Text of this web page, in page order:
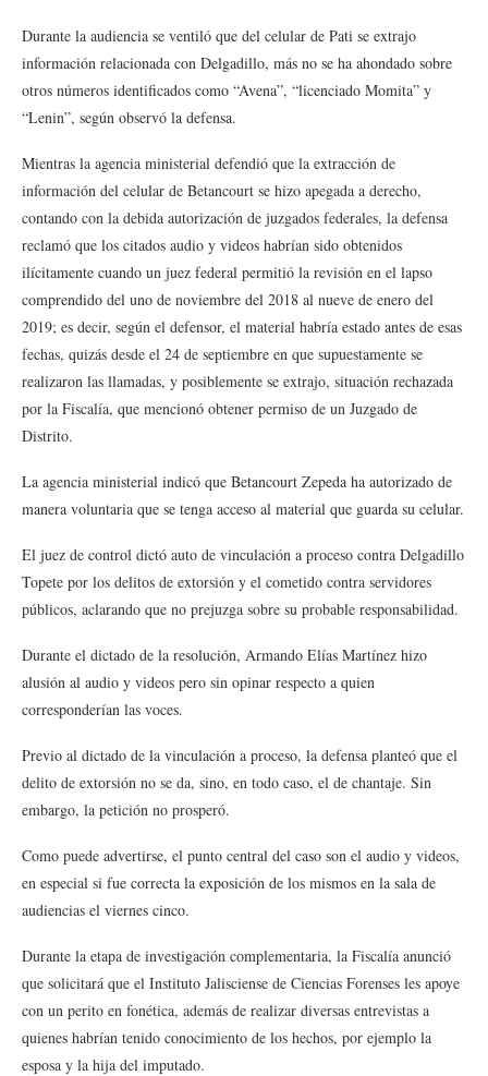
Durante la audiencia se ventiló que del celular de Pati se extrajo
información relacionada con Delgadillo, más no se ha ahondado sobre
otros números identificados como “Avena”, “licenciado Momita” y
“Lenin”, según observó la defensa.
Mientras la agencia ministerial defendió que la extracción de
información del celular de Betancourt se hizo apegada a derecho,
contando con la debida autorización de juzgados federales, la defensa
reclamó que los citados audio y videos habrían sido obtenidos
ilícitamente cuando un juez federal permitió la revisión en el lapso
comprendido del uno de noviembre del 2018 al nueve de enero del
2019; es decir, según el defensor, el material habría estado antes de esas
fechas, quizás desde el 24 de septiembre en que supuestamente se
realizaron las llamadas, y posiblemente se extrajo, situación rechazada
por la Fiscalía, que mencionó obtener permiso de un Juzgado de
Distrito.
La agencia ministerial indicó que Betancourt Zepeda ha autorizado de
manera voluntaria que se tenga acceso al material que guarda su celular.
El juez de control dictó auto de vinculación a proceso contra Delgadillo
Topete por los delitos de extorsión y el cometido contra servidores
públicos, aclarando que no prejuzga sobre su probable responsabilidad.
Durante el dictado de la resolución, Armando Elías Martínez hizo
alusión al audio y videos pero sin opinar respecto a quien
corresponderían las voces.
Previo al dictado de la vinculación a proceso, la defensa planteó que el
delito de extorsión no se da, sino, en todo caso, el de chantaje. Sin
embargo, la petición no prosperó.
Como puede advertirse, el punto central del caso son el audio y videos,
en especial si fue correcta la exposición de los mismos en la sala de
audiencias el viernes cinco.
Durante la etapa de investigación complementaria, la Fiscalía anunció
que solicitará que el Instituto Jalisciense de Ciencias Forenses les apoye
con un perito en fonética, además de realizar diversas entrevistas a
quienes habrían tenido conocimiento de los hechos, por ejemplo la
esposa y la hija del imputado.